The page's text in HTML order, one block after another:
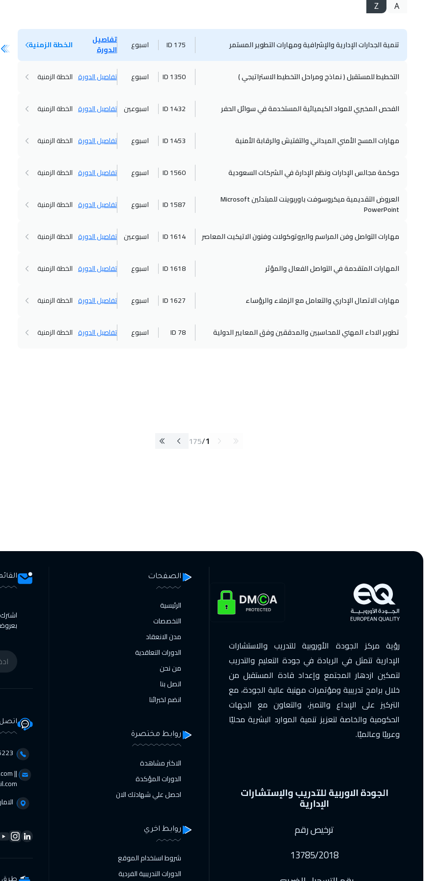
A
Z
تنمية الجدارات الإدارية والإشرافية ومهارات التطوير المستمر ID 175 اسبوع
تفاصيل
الدورة
الخطة الزمنية
التخطيط للمستقبل ( نماذج ومراحل التخطيط الاستراتيجي ) ID 1350 اسبوع تفاصيل الدورة الخطة الزمنية
الفحص المخبري للمواد الكيميائية المستخدمة في سوائل الحفر ID 1432 اسبوعين تفاصيل الدورة الخطة الزمنية
مهارات المسح الأمني الميداني والتفتيش والرقابة الأمنية ID 1453 اسبوع تفاصيل الدورة الخطة الزمنية
حوكمة مجالس الإدارات ونظم الإدارة في الشركات السعودية ID 1560 اسبوع تفاصيل الدورة الخطة الزمنية
العروض التقديمية ميكروسوفت باوربوينت للمبتدئين Microsoft
PowerPoint
ID 1587 اسبوع تفاصيل الدورة الخطة الزمنية
مهارات التواصل وفن المراسم والبروتوكولات وفنون الاتيكيت المعاصر ID 1614 اسبوعين تفاصيل الدورة الخطة الزمنية
المهارات المتقدمة في التواصل الفعال والمؤثر ID 1618 اسبوع تفاصيل الدورة الخطة الزمنية
مهارات الاتصال الإداري والتعامل مع الزملاء والرؤساء ID 1627 اسبوع تفاصيل الدورة الخطة الزمنية
تطوير الاداء المهني للمحاسبين والمدققين وفق المعايير الدولية ID 78 اسبوع تفاصيل الدورة الخطة الزمنية
1
/
175
رؤية مركز الجودة الأوروبية للتدريب والاستشارات
الإدارية تتمثل في الريادة في جودة التعليم والتدريب
لتمكين ازدهار المجتمع وإعداد قادة المستقبل من
خلال برامج تدريبية ومؤتمرات مهنية عالية الجودة، مع
التركيز على الإبداع والتميز، والتعاون مع الجهات
الحكومية والخاصة لتعزيز تنمية الموارد البشرية محليًا
وعربيًا وعالميًا.
الجودة الاوربية للتدريب والإستشارات
الإدارية
ترخيص رقم
13785/2018
الصفحات
الرئيسية
التخصصات
مدن الانعقاد
الدورات التعاقدية
من نحن
اتصل بنا
انضم لخبرائنا
روابط مختصرة
الاكثر مشاهدة
الدورات المؤكدة
احصل علي شهادتك الان
روابط اخري
شروط استخدام الموقع
الدورات التدريبية الفردية
اتصل
||